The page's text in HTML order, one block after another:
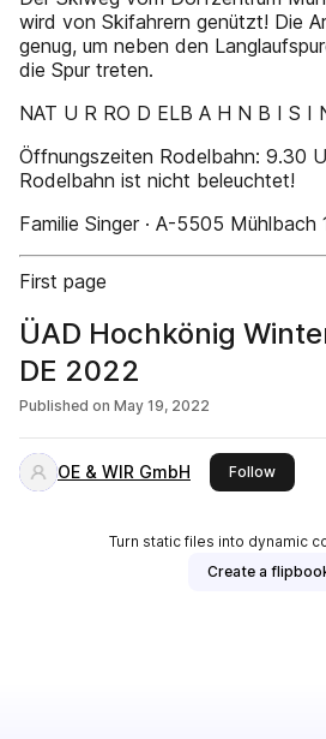
wird von Skifahrern genützt! Die
genug, um neben den
die Spur treten.
NAT U R RO D ELB A H N B I S I
Öffnungszeiten Rodelbahn: 9.30
Rodelbahn ist nicht beleuchtet!
Familie Singer · A-5505
First page
ÜAD Hochkönig
DE 2022
Published on May 19, 2022
OE & WIR GmbH Followthis
Turn static files into dynamic
Create a